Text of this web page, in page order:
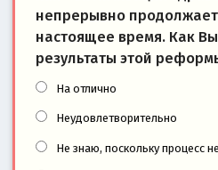
непрерывно
настоящее время. Как
результаты этой
На отлично
Неудовлетворительно
Не знаю, поскольку процесс